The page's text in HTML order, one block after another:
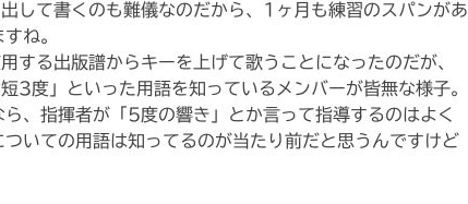
て書くのも難儀なのだから、1ヶ月も練習のスパンがあ
ね。
する出版譜からキーを上げて歌うことになったのだが、
3度」といった用語を知っているメンバーが皆無な様子。
、指揮者が「5度の響き」とか言って指導するのはよく
いての用語は知ってるのが当たり前だと思うんですけど